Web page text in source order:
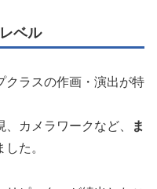
ベル
クラスの作画・演出が特
カメラワークなど、
ま
した。